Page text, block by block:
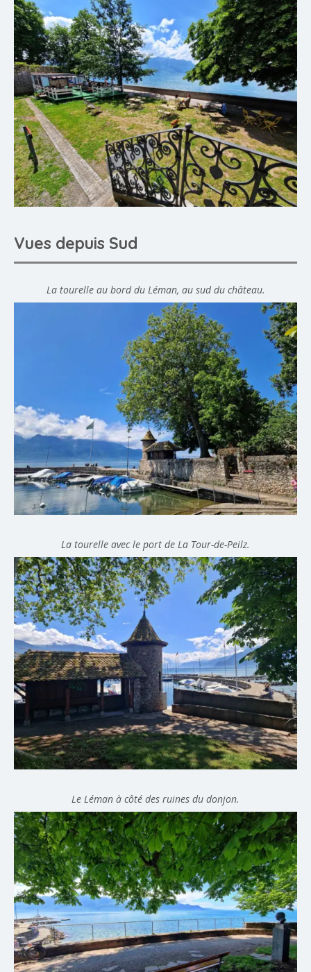
Vues depuis Sud
La tourelle au bord du Léman, au sud du château.
La tourelle avec le port de La Tour-de-Peilz.
Le Léman à côté des ruines du donjon.